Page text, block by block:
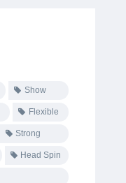
Show
Flexible
Strong
Head Spin